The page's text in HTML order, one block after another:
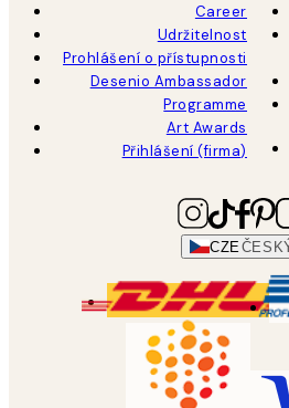
Career
Udržitelnost
Prohlášení o přístupnosti
Desenio Ambassador
Programme
Art Awards
Přihlášení (firma)
CZE